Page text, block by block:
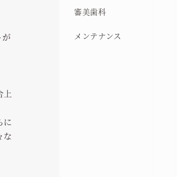
上
に
な
審美歯科
メンテナンス
所属学会
代表論文
審美歯科
メンテナンス